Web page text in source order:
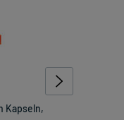
Kapseln,